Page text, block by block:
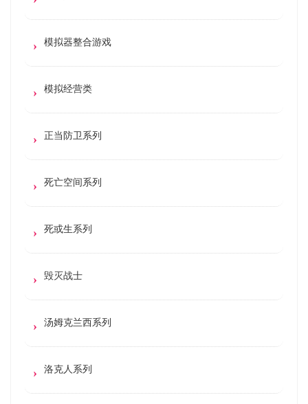
模拟器整合游戏
模拟经营类
正当防卫系列
死亡空间系列
死或生系列
毁灭战士
汤姆克兰西系列
洛克人系列